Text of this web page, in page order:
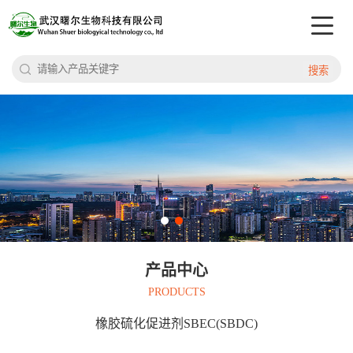
搜索
产品中心
PRODUCTS
橡胶硫化促进剂SBEC(SBDC)